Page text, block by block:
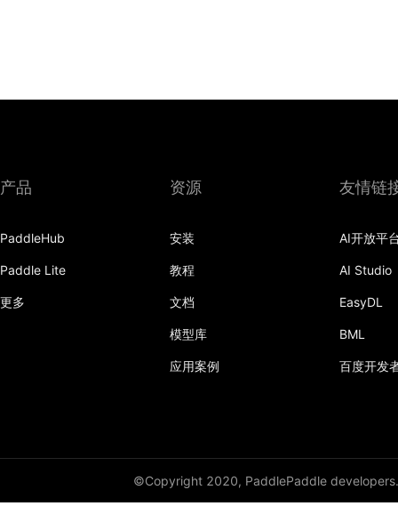
产品
PaddleHub
Paddle Lite
更多
资源
安装
教程
文档
模型库
应用案例
友情链
AI开放平
AI Studio
EasyDL
BML
百度开发
©Copyright 2020, PaddlePaddle developers.